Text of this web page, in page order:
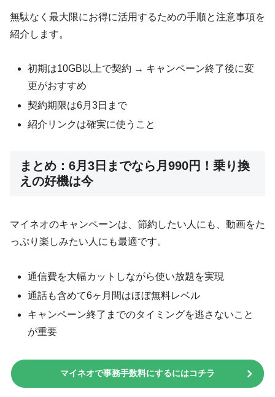
無駄なく最大限にお得に活用するための手順と注意事項を
紹介します。
初期は10GB以上で契約 → キャンペーン終了後に変
更がおすすめ
契約期限は6月3日まで
紹介リンクは確実に使うこと
まとめ：6月3日までなら月990円！乗り換
えの好機は今
マイネオのキャンペーンは、節約したい人にも、動画をた
っぷり楽しみたい人にも最適です。
通信費を大幅カットしながら使い放題を実現
通話も含めて6ヶ月間はほぼ無料レベル
キャンペーン終了までのタイミングを逃さないこと
が重要
マイネオで事務手数料にするにはコチラ